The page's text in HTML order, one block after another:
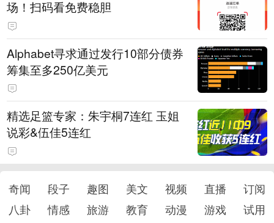
场！扫码看免费稳胆
Alphabet寻求通过发行10部分债券
筹集至多250亿美元
精选足篮专家：朱宇桐7连红 玉姐
说彩&伍佳5连红
奇闻 段子 趣图 美文 视频 直播
订阅
八卦
情感 旅游 教育 动漫 游戏 试用